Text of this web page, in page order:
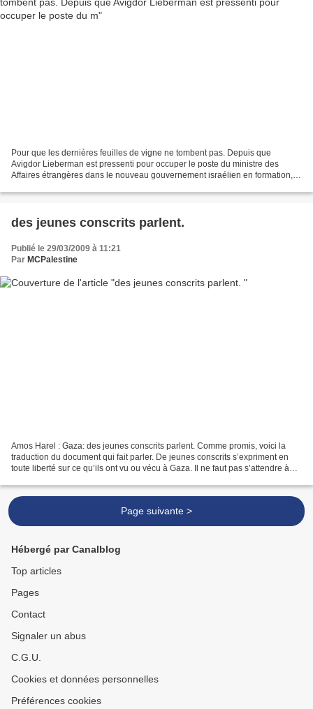
Pour que les dernières feuilles de vigne ne tombent pas. Depuis que
Avigdor Lieberman est pressenti pour occuper le poste du ministre des
Affaires étrangères dans le nouveau gouvernement israélien en formation,
des jeunes conscrits parlent.
Publié le 29/03/2009 à 11:21
Par MCPalestine
Amos Harel : Gaza: des jeunes conscrits parlent. Comme promis, voici la
traduction du document qui fait parler. De jeunes conscrits s’expriment en
toute liberté sur ce qu’ils ont vu ou vécu à Gaza. Il ne faut pas s’attendre à
Page suivante >
Hébergé par Canalblog
Top articles
Pages
Contact
Signaler un abus
C.G.U.
Cookies et données personnelles
Préférences cookies